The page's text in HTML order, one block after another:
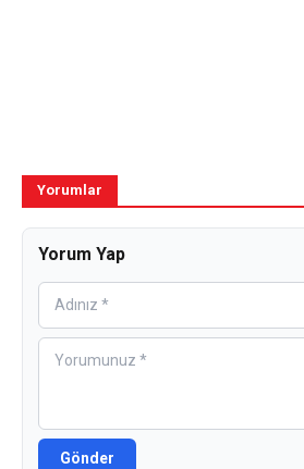
Yorumlar
Yorum Yap
Gönder